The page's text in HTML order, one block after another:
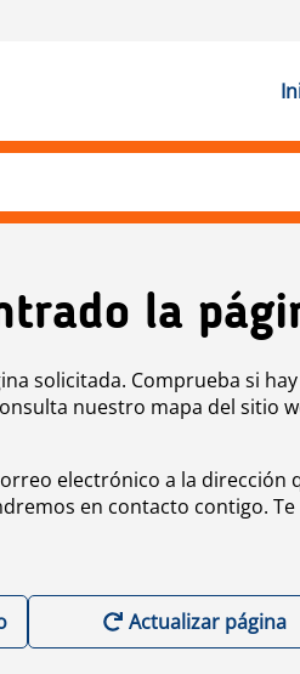
la
solicitada. Comprueba si hay
nuestro mapa del sitio
electrónico a la dirección
en contacto contigo. Te
Actualizar página